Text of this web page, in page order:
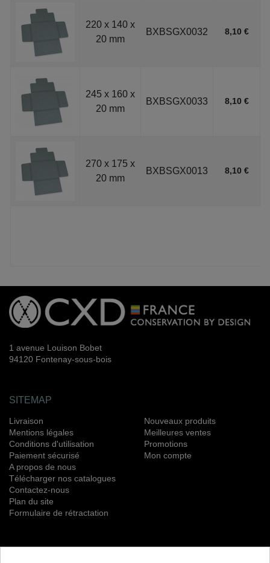
220 x 140 x
20 mm
BXBSGX0032 8,10 €
245 x 160 x
20 mm
BXBSGX0033 8,10 €
270 x 175 x
20 mm
BXBSGX0013 8,10 €
1 avenue Louison Bobet
94120 Fontenay-sous-bois
SITEMAP
Livraison
Mentions légales
Conditions d'utilisation
Paiement sécurisé
A propos de nous
Télécharger nos catalogues
Contactez-nous
Plan du site
Formulaire de rétractation
Nouveaux produits
Meilleures ventes
Promotions
Mon compte